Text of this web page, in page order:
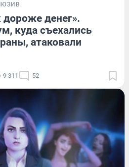
денег».
куда съехались
атаковали
9 311 52